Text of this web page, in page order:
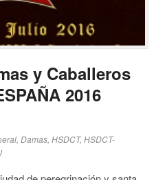
y Caballeros
2016
, Damas, HSDCT,HSDCT-